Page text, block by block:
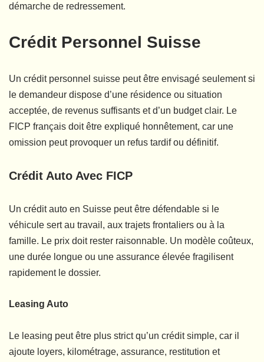
démarche de redressement.
Crédit Personnel Suisse
Un crédit personnel suisse peut être envisagé seulement si
le demandeur dispose d’une résidence ou situation
acceptée, de revenus suffisants et d’un budget clair. Le
FICP français doit être expliqué honnêtement, car une
omission peut provoquer un refus tardif ou définitif.
Crédit Auto Avec FICP
Un crédit auto en Suisse peut être défendable si le
véhicule sert au travail, aux trajets frontaliers ou à la
famille. Le prix doit rester raisonnable. Un modèle coûteux,
une durée longue ou une assurance élevée fragilisent
rapidement le dossier.
Leasing Auto
Le leasing peut être plus strict qu’un crédit simple, car il
ajoute loyers, kilométrage, assurance, restitution et